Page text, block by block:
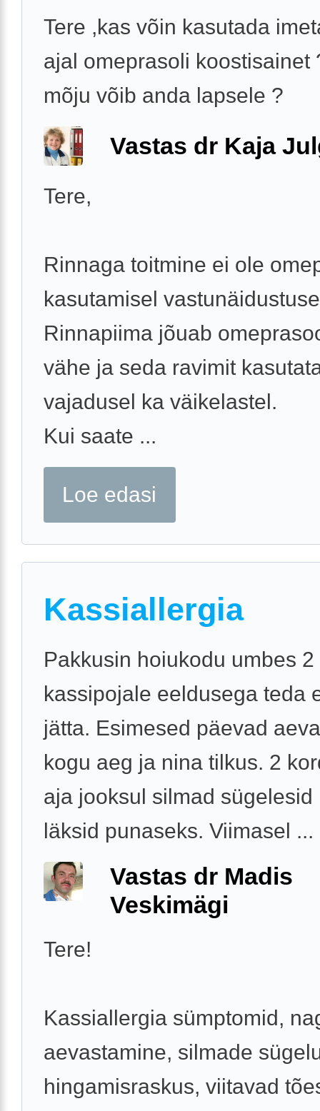
Tere ,kas võin kasutada
ajal omeprasoli koostisainet
mõju võib anda lapsele ?
Vastas dr Kaja
Tere,
Rinnaga toitmine ei ole
kasutamisel
Rinnapiima jõuab
vähe ja seda ravimit
vajadusel ka väikelastel.
Kui saate ...
Loe edasi
Kassiallergia
Pakkusin hoiukodu umbes
kassipojale eeldusega teda
jätta. Esimesed päevad
kogu aeg ja nina tilkus. 2
aja jooksul silmad sügelesid
läksid punaseks. Viimasel ...
Vastas dr Madis
Veskimägi
Tere!
Kassiallergia sümptomid,
aevastamine, silmade
hingamisraskus, viitavad